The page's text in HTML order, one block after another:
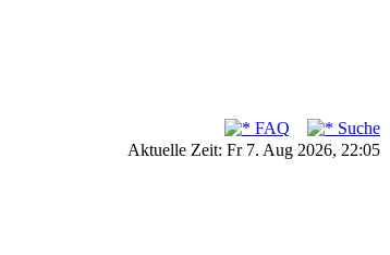
FAQ
Suche
Aktuelle Zeit: Fr 7. Aug 2026, 22:05